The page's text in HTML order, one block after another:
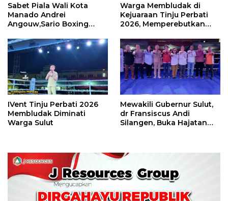
Sabet Piala Wali Kota
Manado Andrei
Angouw,Sario Boxing
Perbati 2026
Warga Membludak di
Kejuaraan Tinju Perbati
2026, Memperebutkan
IVent Tinju Perbati 2026
Membludak Diminati
Warga Sulut
Mewakili Gubernur Sulut,
dr Fransiscus Andi
Silangen, Buka Hajatan